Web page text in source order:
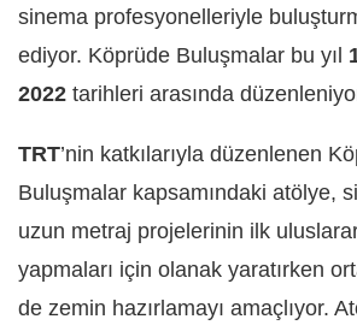
sinema profesyonelleriyle
ediyor. Köprüde Buluşmalar bu yıl
2022 tarihleri arasında
TRT’nin katkılarıyla düzenlenen
Buluşmalar kapsamındaki atölye,
uzun metraj projelerinin ilk
yapmaları için olanak yaratırken
de zemin hazırlamayı amaçlıyor.